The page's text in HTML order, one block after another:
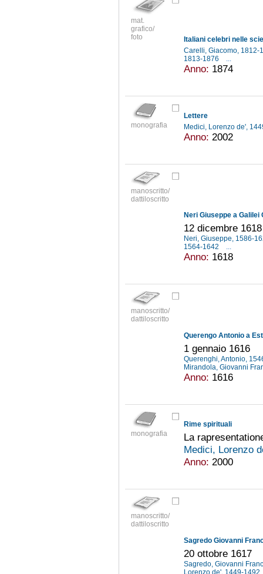
mat.
grafico/
foto
Italiani celebri nelle
Carelli, Giacomo, 1812-
1813-1876
Anno: 1874
monografia
Lettere
Medici, Lorenzo de',
Anno: 2002
manoscritto/
dattiloscritto
Neri Giuseppe a Galilei
12 dicembre 1618
Neri, Giuseppe, 1586-
1564-1642
...
Anno: 1618
manoscritto/
dattiloscritto
Querengo Antonio a
1 gennaio 1616
Querenghi, Antonio,
Mirandola, Giovanni
Anno: 1616
monografia
Rime spirituali
La
Medici, Lorenzo
Anno: 2000
manoscritto/
dattiloscritto
Sagredo Giovanni
20 ottobre 1617
Sagredo, Giovanni
Lorenzo de', 1449-1492